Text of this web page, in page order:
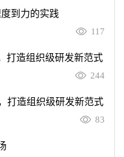
到力的实践
117
打造组织级研发新范式
244
打造组织级研发新范式
83